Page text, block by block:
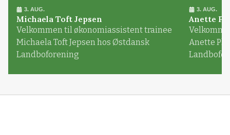
3. AUG.
Michaela Toft Jepsen
Velkommen til økonomiassistent trainee
Michaela Toft Jepsen hos Østdansk
Landboforening
3. AUG.
Anette
Anette